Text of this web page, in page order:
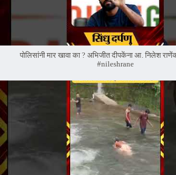
पोलिसांनी मार खावा का ? अभिजीत दीपकेंना आ. निलेश
#nileshrane